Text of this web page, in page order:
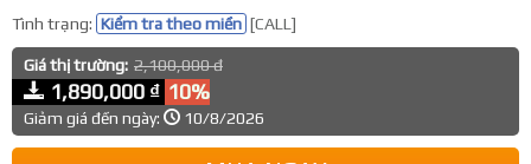
Tình trạng: Kiểm tra theo miền [CALL]
Giá thị trường: 2,100,000 đ
1,890,000 ₫ 10%
Giảm giá đến ngày: 10/8/2026